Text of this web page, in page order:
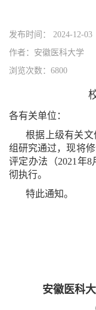
发布时间： 2024-12-03
作者：安徽医科大学
浏览次数：6800
各有关单位：
根据上级有关
组研究通过，现将
评定办法（2021年
彻执行。
特此通知。
安徽医科